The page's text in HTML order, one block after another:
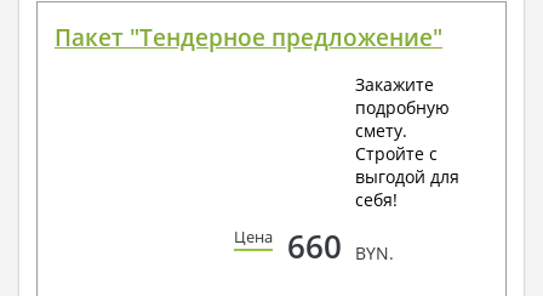
Пакет "Тендерное предложение"
Закажите
подробную
смету.
Стройте с
выгодой для
себя!
Цена 660 BYN.